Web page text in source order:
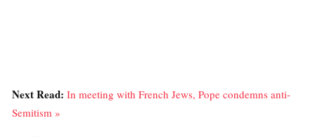
Next Read: In meeting with French Jews, Pope condemns anti-
Semitism »